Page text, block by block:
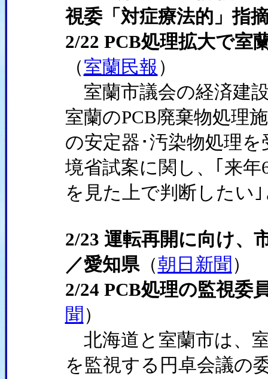
視委「対症療法的」指
2/22 PCB処理拡大で室
（室蘭民報 ）
室蘭市議会の経済建
室蘭のPCB廃棄物処理
の安定器･汚染物処理
境省試案に関し、｢来
を見た上で判断したい
2/23 運転再開に向け
／愛知県（朝日新聞 ）
2/24 PCB処理の監視委
聞 ）
北海道と室蘭市は、
を監視する円卓会議の